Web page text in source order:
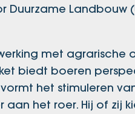
Landbouw
met agrarische
biedt boeren
het stimuleren
aan het roer. Hij of zij